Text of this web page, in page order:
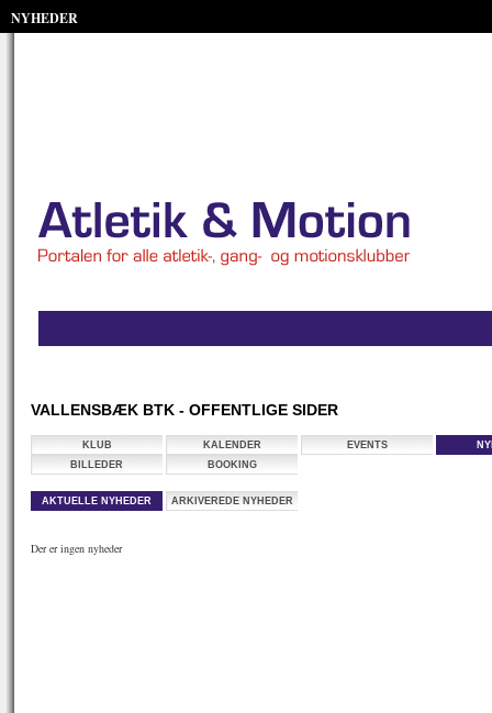
NYHEDER
VALLENSBÆK BTK - OFFENTLIGE SIDER
KLUB KALENDER EVENTS
BILLEDER
BOOKING
AKTUELLE NYHEDER ARKIVEREDE NYHEDER
Der er ingen nyheder